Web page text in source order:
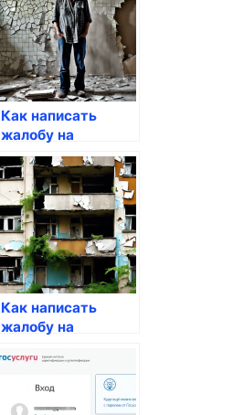
Как написать
жалобу на
неудовлетворительное
качество ремонта
Как написать
жалобу на
качество услуг
ЖКХ